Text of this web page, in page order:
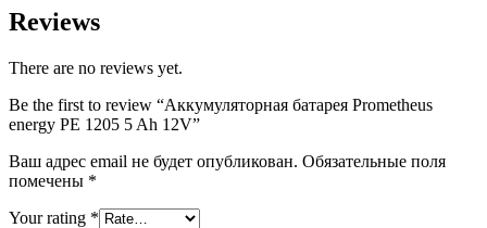
Reviews
There are no reviews yet.
Be the first to review “Аккумуляторная батарея Prometheus
energy PE 1205 5 Ah 12V”
Ваш адрес email не будет опубликован. Обязательные поля
помечены *
Your rating *